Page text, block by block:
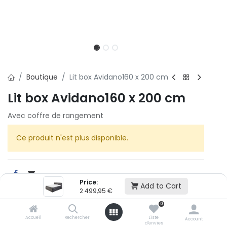
Price:
2 499,95 € Add to Cart
Accueil Rechercher
0
Liste
d'envies
Account
Boutique Lit box Avidano160 x 200 cm
Lit box Avidano160 x 200 cm
Avec coffre de rangement
Ce produit n'est plus disponible.
Cet article n'est plus disponible.